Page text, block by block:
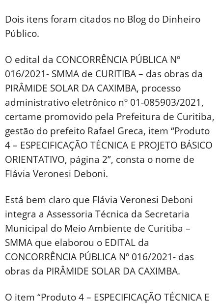
Dois itens foram citados no Blog do Dinheiro
Público.
O edital da CONCORRÊNCIA PÚBLICA Nº
016/2021- SMMA de CURITIBA – das obras da
PIRÂMIDE SOLAR DA CAXIMBA, processo
administrativo eletrônico nº 01-085903/2021,
certame promovido pela Prefeitura de Curitiba,
gestão do prefeito Rafael Greca, item “Produto
4 – ESPECIFICAÇÃO TÉCNICA E PROJETO BÁSICO
ORIENTATIVO, página 2”, consta o nome de
Flávia Veronesi Deboni.
Está bem claro que Flávia Veronesi Deboni
integra a Assessoria Técnica da Secretaria
Municipal do Meio Ambiente de Curitiba –
SMMA que elaborou o EDITAL da
CONCORRÊNCIA PÚBLICA Nº 016/2021- das
obras da PIRÂMIDE SOLAR DA CAXIMBA.
O item “Produto 4 – ESPECIFICAÇÃO TÉCNICA E